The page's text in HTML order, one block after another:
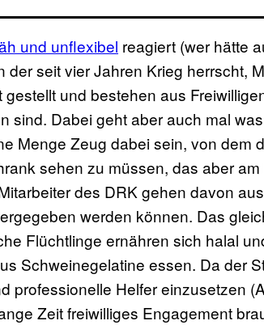
und unflexibel reagiert (wer hätte
seit vier Jahren Krieg herrscht,
und bestehen aus
sind. Dabei geht aber auch mal
Menge Zeug dabei sein, von dem
sehen zu müssen, das aber
des DRK gehen davon
werden können. Das
Flüchtlinge ernähren sich halal
Schweinegelatine essen. Da der
professionelle Helfer einzusetzen
Zeit freiwilliges Engagement